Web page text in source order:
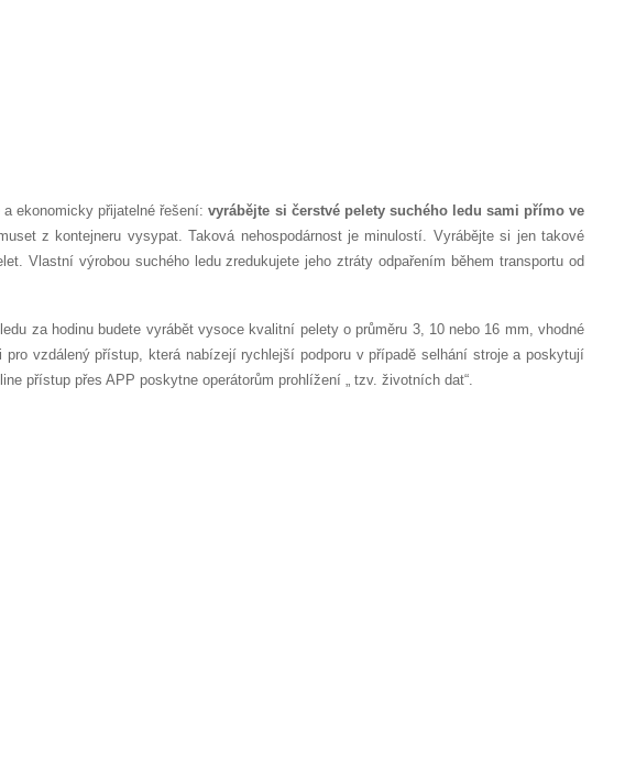
a ekonomicky přijatelné řešení:vyrábějte si čerstvé pelety suchého ledu sami přímo ve
z kontejneru vysypat. Taková nehospodárnost je minulostí. Vyrábějte si jen takové
Vlastní výrobou suchého ledu zredukujete jeho ztráty odpařením během transportu od
za hodinu budete vyrábět vysoce kvalitní pelety o průměru 3, 10 nebo 16 mm, vhodné
vzdálený přístup, která nabízejí rychlejší podporu v případě selhání stroje a poskytují
přístup přes APP poskytne operátorům prohlížení „ tzv. životních dat“.